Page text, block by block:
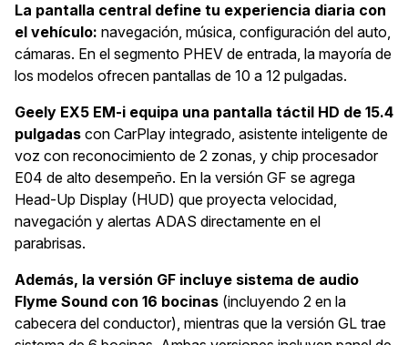
La pantalla central define tu experiencia diaria con
el vehículo: navegación, música, configuración del auto,
cámaras. En el segmento PHEV de entrada, la mayoría de
los modelos ofrecen pantallas de 10 a 12 pulgadas.
Geely EX5 EM-i equipa una pantalla táctil HD de 15.4
pulgadas con CarPlay integrado, asistente inteligente de
voz con reconocimiento de 2 zonas, y chip procesador
E04 de alto desempeño. En la versión GF se agrega
Head-Up Display (HUD) que proyecta velocidad,
navegación y alertas ADAS directamente en el
parabrisas.
Además, la versión GF incluye sistema de audio
Flyme Sound con 16 bocinas (incluyendo 2 en la
cabecera del conductor), mientras que la versión GL trae